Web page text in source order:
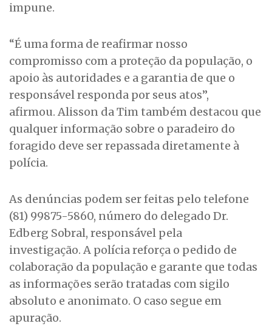
impune.
“É uma forma de reafirmar nosso
compromisso com a proteção da população, o
apoio às autoridades e a garantia de que o
responsável responda por seus atos”,
afirmou. Alisson da Tim também destacou que
qualquer informação sobre o paradeiro do
foragido deve ser repassada diretamente à
polícia.
As denúncias podem ser feitas pelo telefone
(81) 99875-5860, número do delegado Dr.
Edberg Sobral, responsável pela
investigação. A polícia reforça o pedido de
colaboração da população e garante que todas
as informações serão tratadas com sigilo
absoluto e anonimato. O caso segue em
apuração.